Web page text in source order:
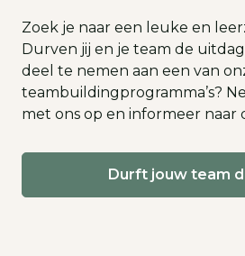
Zoek je naar een leuke en
Durven jij en je team de
deel te nemen aan een van
teambuildingprogramma’s?
met ons op en informeer naar
Durft jouw team